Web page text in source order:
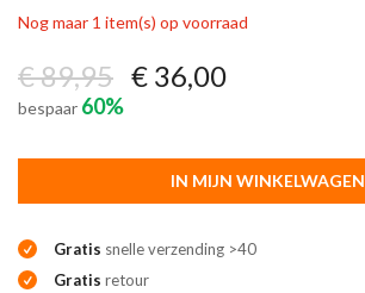
Nog maar 1 item(s) op voorraad
€ 89,95 € 36,00
bespaar 60%
IN MIJN WINKELWAGEN
Gratis snelle verzending >40
Gratis retour